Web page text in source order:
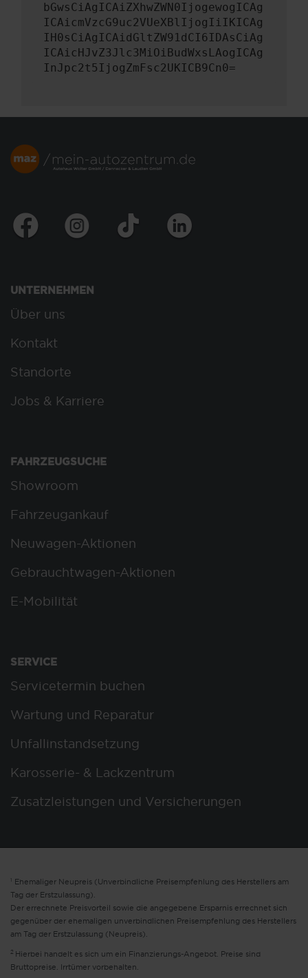
bGwsCiAgICAiZXhwZWN0IjogewogICAg
ICAicmVzcG9uc2VUeXBlIjogIiIKICAg
IH0sCiAgICAidGltZW91dCI6IDAsCiAg
ICAicHJvZ3Jlc3MiOiBudWxsLAogICAg
InJpc2t5IjogZmFsc2UKICB9Cn0=
UNTERNEHMEN
Über uns
Kontakt
Standorte
Jobs & Karriere
FAHRZEUGSUCHE
Showroom
Fahrzeugankauf
Neuwagen-Aktionen
Gebrauchtwagen-Aktionen
E-Mobilität
SERVICE
Servicetermin buchen
Wartung und Reparatur
Unfallinstandsetzung
Karosserie- & Lackzentrum
Zusatzleistungen und Versicherungen
1 Ehemaliger Neupreis (Unverbindliche Preisempfehlung des Herstellers am
Tag der Erstzulassung).
Der errechnete Preisvorteil sowie die angegebene Ersparnis errechnet sich
gegenüber der ehemaligen unverbindlichen Preisempfehlung des Herstellers
am Tag der Erstzulassung (Neupreis).
2 Hierbei handelt es sich um ein Finanzierungs-Angebot. Preise sind
Bruttopreise. Irrtümer vorbehalten.